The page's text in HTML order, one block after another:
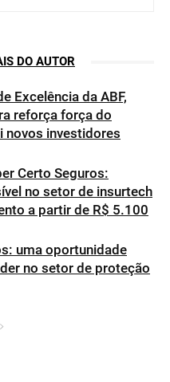
DO AUTOR
Excelência da ABF,
reforça força do
novos investidores
Certo Seguros:
no setor de insurtech
a partir de R$ 5.100
uma oportunidade
no setor de proteção